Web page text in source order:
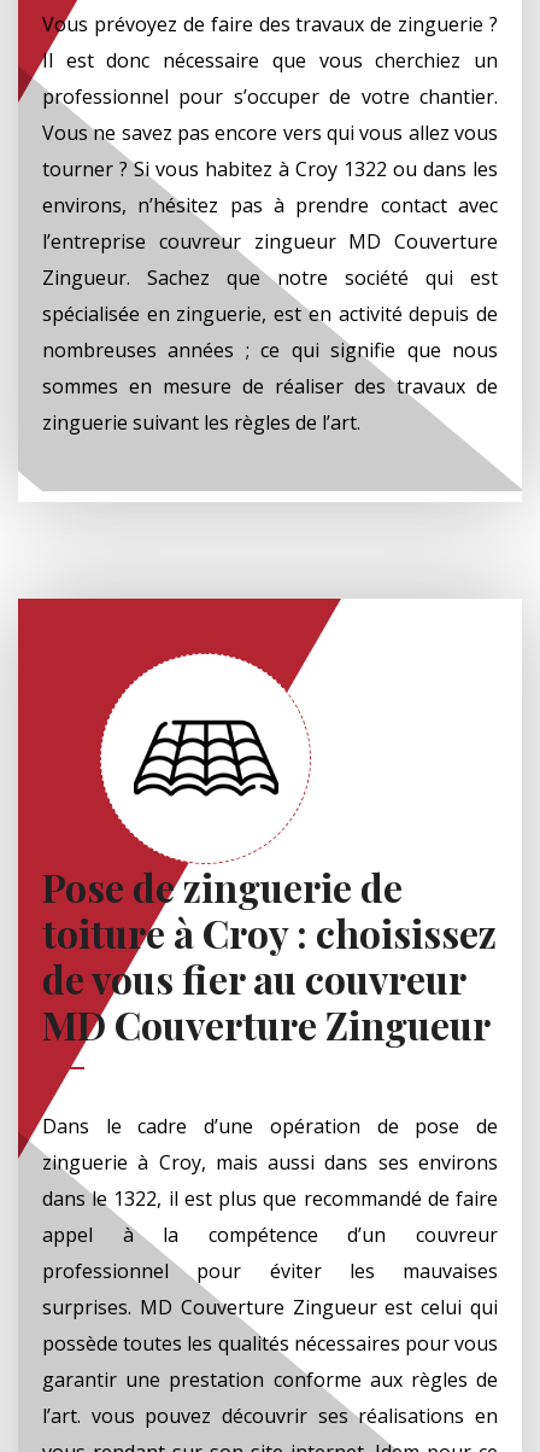
Vous prévoyez de faire des travaux de zinguerie ?
Il est donc nécessaire que vous cherchiez un
professionnel pour s’occuper de votre chantier.
Vous ne savez pas encore vers qui vous allez vous
tourner ? Si vous habitez à Croy 1322 ou dans les
environs, n’hésitez pas à prendre contact avec
l’entreprise couvreur zingueur MD Couverture
Zingueur. Sachez que notre société qui est
spécialisée en zinguerie, est en activité depuis de
nombreuses années ; ce qui signifie que nous
sommes en mesure de réaliser des travaux de
zinguerie suivant les règles de l’art.
Pose de zinguerie de
toiture à Croy : choisissez
de vous fier au couvreur
MD Couverture Zingueur
Dans le cadre d’une opération de pose de
zinguerie à Croy, mais aussi dans ses environs
dans le 1322, il est plus que recommandé de faire
appel à la compétence d’un couvreur
professionnel pour éviter les mauvaises
surprises. MD Couverture Zingueur est celui qui
possède toutes les qualités nécessaires pour vous
garantir une prestation conforme aux règles de
l’art. vous pouvez découvrir ses réalisations en